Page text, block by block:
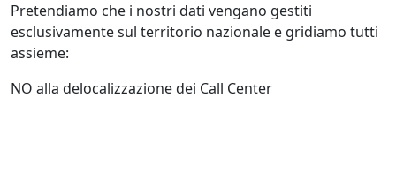
Pretendiamo che i nostri dati vengano gestiti
esclusivamente sul territorio nazionale e gridiamo tutti
assieme:
NO alla delocalizzazione dei Call Center